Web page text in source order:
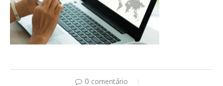
0 comentário